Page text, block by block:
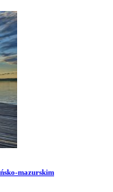
języka obcego.
mazurskim